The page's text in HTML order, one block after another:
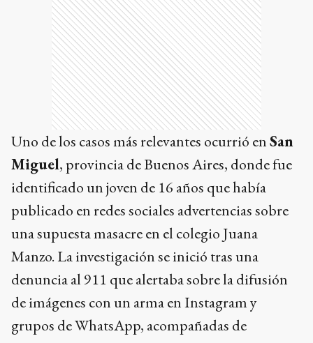
Uno de los casos más relevantes ocurrió enSan
Miguel, provincia de Buenos Aires, donde fue
identificado un joven de 16 años que había
publicado en redes sociales advertencias sobre
una supuesta masacre en el colegio Juana
Manzo. La investigación se inició tras una
denuncia al 911 que alertaba sobre la difusión
de imágenes con un arma en Instagram y
grupos de WhatsApp, acompañadas de